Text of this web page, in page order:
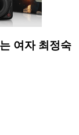
여자 최정숙